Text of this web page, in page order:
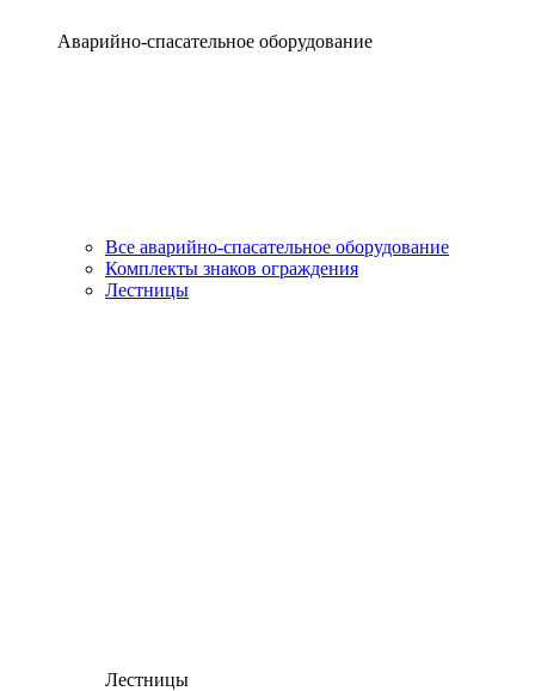
Аварийно-спасательное оборудование
Все аварийно-спасательное оборудование
Комплекты знаков ограждения
Лестницы
Лестницы